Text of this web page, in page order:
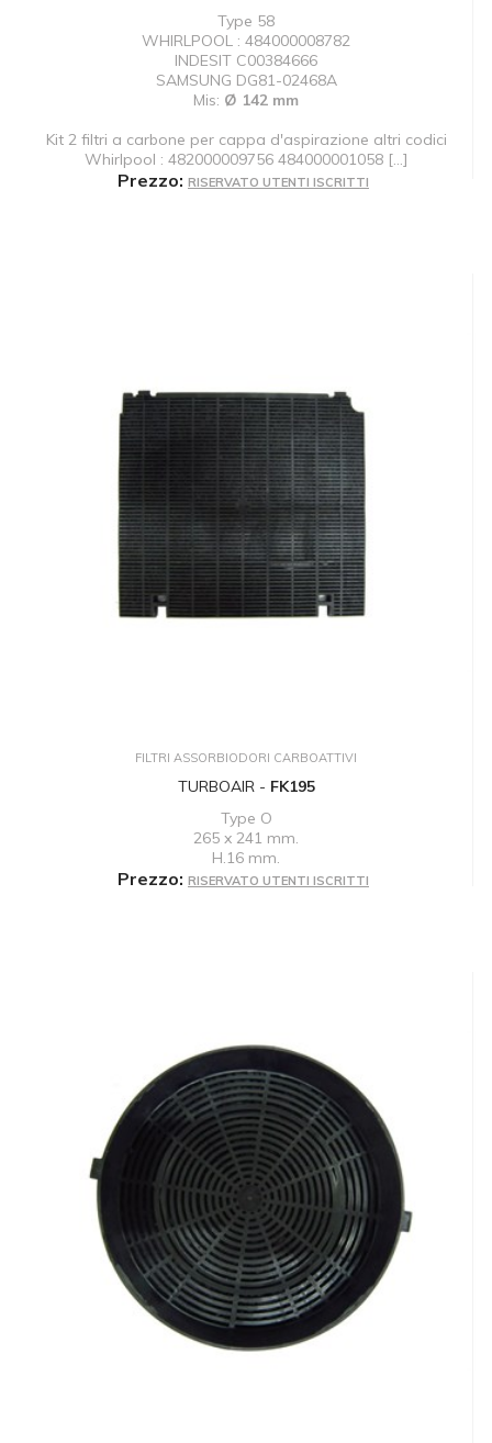
Type 58
WHIRLPOOL : 484000008782
INDESIT C00384666
SAMSUNG DG81-02468A
Mis: Ø 142 mm
Kit 2 filtri a carbone per cappa d'aspirazione altri codici
Whirlpool : 482000009756 484000001058 [...]
Prezzo: RISERVATO UTENTI ISCRITTI
FILTRI ASSORBIODORI CARBOATTIVI
TURBOAIR - FK195
Type O
265 x 241 mm.
H.16 mm.
Prezzo: RISERVATO UTENTI ISCRITTI